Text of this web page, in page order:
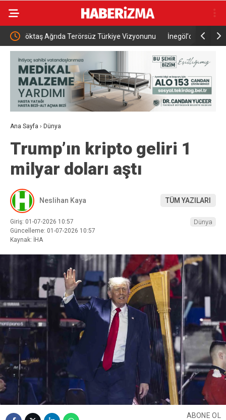
İnegöl’de 145 yıllık miras, beşinci kuşağa ulaştı İzmir
Ana Sayfa › Dünya
Trump’ın kripto geliri 1
milyar doları aştı
Neslihan Kaya TÜM YAZILARI
Giriş: 01-07-2026 10:57
Güncelleme: 01-07-2026 10:57
Kaynak: İHA
Dünya
ABONE OL